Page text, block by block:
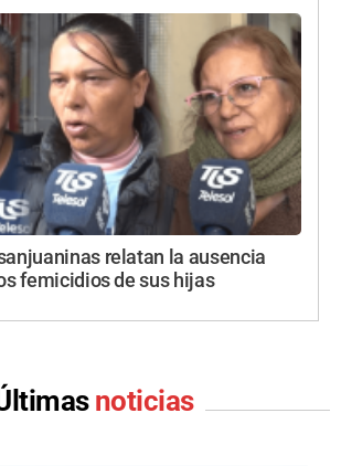
relatan la ausencia
femicidios de sus hijas
noticias